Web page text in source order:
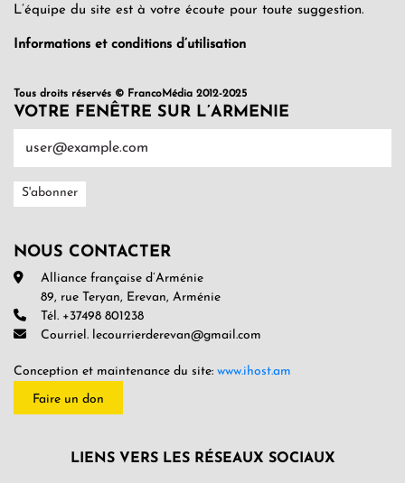
L’équipe du site est à votre écoute pour toute suggestion.
Informations et conditions d’utilisation
Tous droits réservés © FrancoMédia 2012-2025
VOTRE FENÊTRE SUR L’ARMENIE
NOUS CONTACTER
Alliance française d’Arménie
89, rue Teryan, Erevan, Arménie
Tél. +37498 801238
Courriel. lecourrierderevan@gmail.com
Conception et maintenance du site: www.ihost.am
Faire un don
LIENS VERS LES RÉSEAUX SOCIAUX